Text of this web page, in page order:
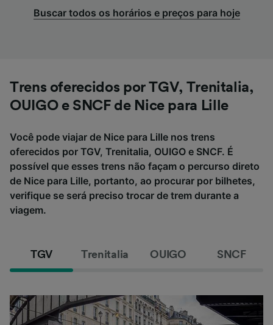
Buscar todos os horários e preços para hoje
Trens oferecidos por TGV, Trenitalia,
OUIGO e SNCF de Nice para Lille
Você pode viajar de Nice para Lille nos trens
oferecidos por TGV, Trenitalia, OUIGO e SNCF. É
possível que esses trens não façam o percurso direto
de Nice para Lille, portanto, ao procurar por bilhetes,
verifique se será preciso trocar de trem durante a
viagem.
TGV Trenitalia OUIGO SNCF